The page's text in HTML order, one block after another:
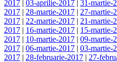
2017 | 03-aprilie-2017 | 31-martie-
2017 | 28-martie-2017 | 27-martie-
2017 | 22-martie-2017 | 21-martie-
2017 | 16-martie-2017 | 15-martie-
2017 | 10-martie-2017 | 09-martie-
2017 | 06-martie-2017 | 03-martie-
2017 | 28-februarie-2017 | 27-